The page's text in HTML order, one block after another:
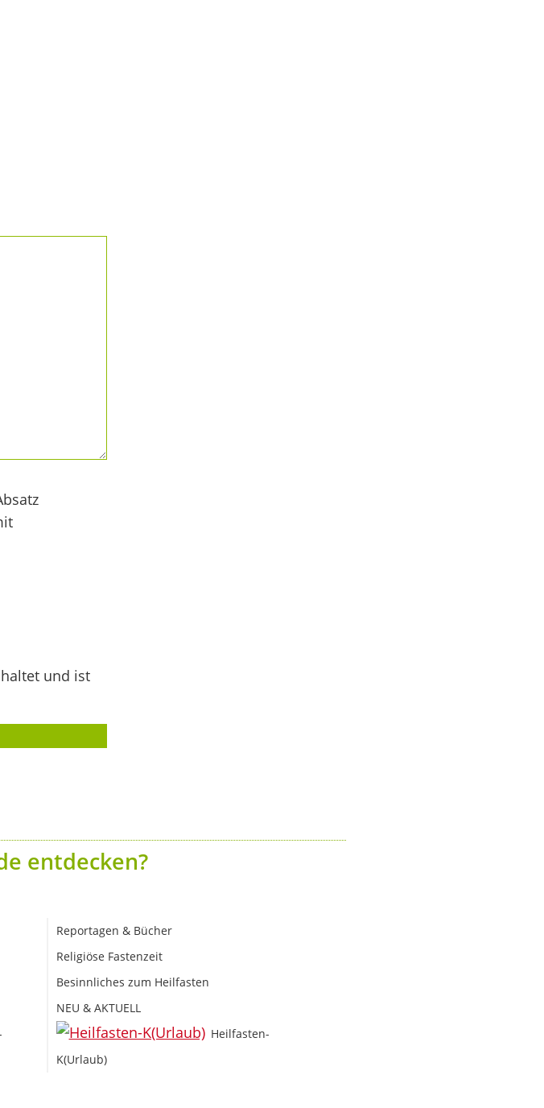
und ist
entdecken?
Reportagen & Bücher
Religiöse Fastenzeit
Besinnliches zum Heilfasten
NEU & AKTUELL
Heilfasten-
K(Urlaub)